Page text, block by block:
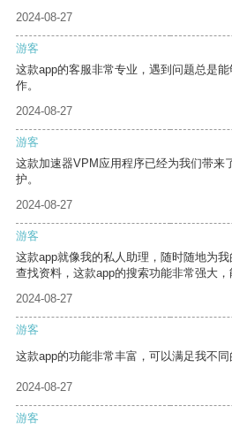
2024-08-27
游客
这款app的客服非常专业，遇到问题总是
作。
2024-08-27
游客
这款加速器VPM应用程序已经为我们带来
护。
2024-08-27
游客
这款app就像我的私人助理，随时随地为
查找资料，这款app的搜索功能非常强大，
2024-08-27
游客
这款app的功能非常丰富，可以满足我不同
2024-08-27
游客